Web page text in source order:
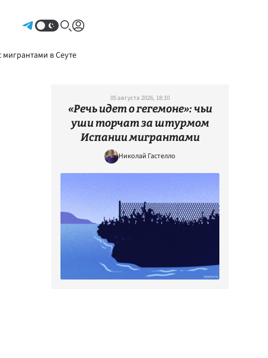
мигрантами в Сеуте
05 августа 2026, 18:10
«Речь идет о гегемоне»: чьи
уши торчат за штурмом
Испании мигрантами
Николай Гастелло